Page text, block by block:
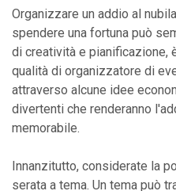
Organizzare un addio al
spendere una fortuna può
di creatività e pianificazione,
qualità di organizzatore di
attraverso alcune idee
divertenti che renderanno
memorabile.
Innanzitutto, considerate la
serata a tema. Un tema può